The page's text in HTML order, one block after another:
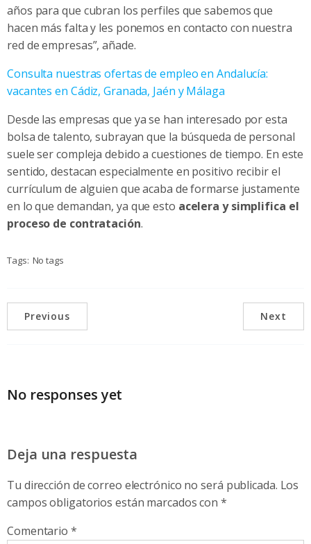
años para que cubran los perfiles que sabemos que
hacen más falta y les ponemos en contacto con nuestra
red de empresas”, añade.
Consulta nuestras ofertas de empleo en Andalucía:
vacantes en Cádiz, Granada, Jaén y Málaga
Desde las empresas que ya se han interesado por esta
bolsa de talento, subrayan que la búsqueda de personal
suele ser compleja debido a cuestiones de tiempo. En este
sentido, destacan especialmente en positivo recibir el
currículum de alguien que acaba de formarse justamente
en lo que demandan, ya que esto acelera y simplifica el
proceso de contratación.
Tags: No tags
Previous Next
No responses yet
Deja una respuesta
Tu dirección de correo electrónico no será publicada. Los
campos obligatorios están marcados con*
Comentario *